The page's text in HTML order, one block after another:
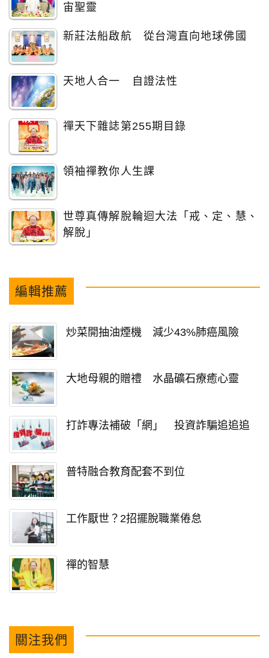
宙聖靈
新莊法船啟航 從台灣直向地球佛國
天地人合一 自證法性
禪天下雜誌第255期目錄
領袖禪教你人生課
世尊真傳解脫輪迴大法「戒、定、慧、
解脫」
編輯推薦
炒菜開抽油煙機 減少43%肺癌風險
大地母親的贈禮 水晶礦石療癒心靈
打詐專法補破「網」 投資詐騙追追追
普特融合教育配套不到位
工作厭世？2招擺脫職業倦怠
禪的智慧
關注我們